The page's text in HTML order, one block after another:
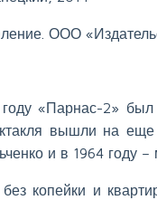
ООО
году «Парнас-2»
вышли на еще
и в 1964 году –
без копейки и